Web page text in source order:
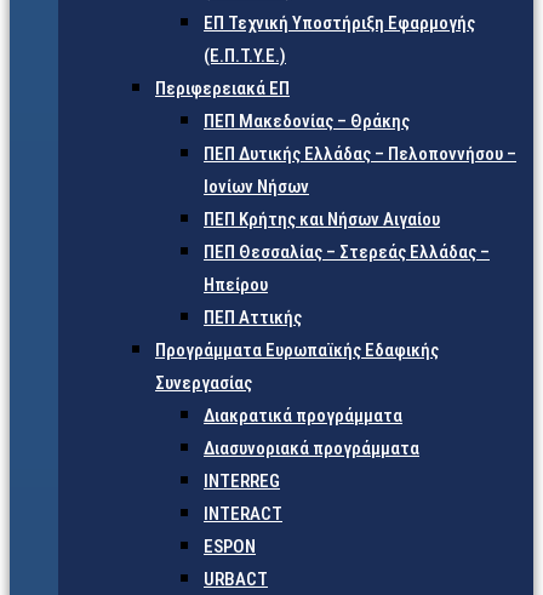
ΕΠ Τεχνική Υποστήριξη Εφαρμογής
(Ε.Π.Τ.Υ.Ε.)
Περιφερειακά ΕΠ
ΠΕΠ Μακεδονίας – Θράκης
ΠΕΠ Δυτικής Ελλάδας – Πελοποννήσου –
Ιονίων Νήσων
ΠΕΠ Κρήτης και Νήσων Αιγαίου
ΠΕΠ Θεσσαλίας – Στερεάς Ελλάδας –
Ηπείρου
ΠΕΠ Αττικής
Προγράμματα Ευρωπαϊκής Εδαφικής
Συνεργασίας
Διακρατικά προγράμματα
Διασυνοριακά προγράμματα
INTERREG
INTERACT
ESPON
URBACT